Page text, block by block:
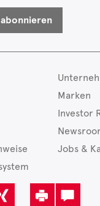
Marken
Investor
Jobs &